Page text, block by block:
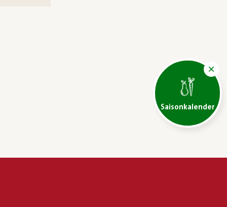
Saisonkalender